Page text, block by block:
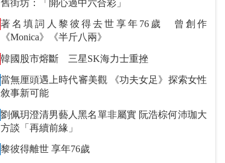
舊街坊：「開心過中六合彩」
著名填詞人黎彼得去世享年76歲 曾創作
《Monica》《半斤八兩》
韓國股市熔斷 三星SK海力士重挫
當無厘頭遇上時代審美觀 《功夫女足》探索女性
敘事新可能
劉佩玥澄清男藝人黑名單非屬實 阮浩棕何沛珈大
方談「再續前緣」
黎彼得離世 享年76歲